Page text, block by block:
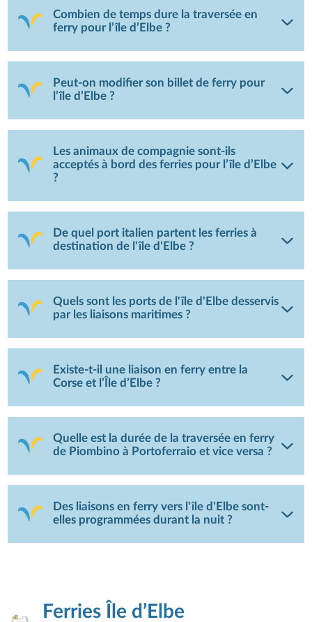
Combien de temps dure la traversée en
ferry pour l’île d’Elbe ?
Peut-on modifier son billet de ferry pour
l’île d’Elbe ?
Les animaux de compagnie sont-ils
acceptés à bord des ferries pour l’île d’Elbe
?
De quel port italien partent les ferries à
destination de l'île d'Elbe ?
Quels sont les ports de l'île d'Elbe desservis
par les liaisons maritimes ?
Existe-t-il une liaison en ferry entre la
Corse et l’Île d’Elbe ?
Quelle est la durée de la traversée en ferry
de Piombino à Portoferraio et vice versa ?
Des liaisons en ferry vers l'île d'Elbe sont-
elles programmées durant la nuit ?
Ferries Île d’Elbe